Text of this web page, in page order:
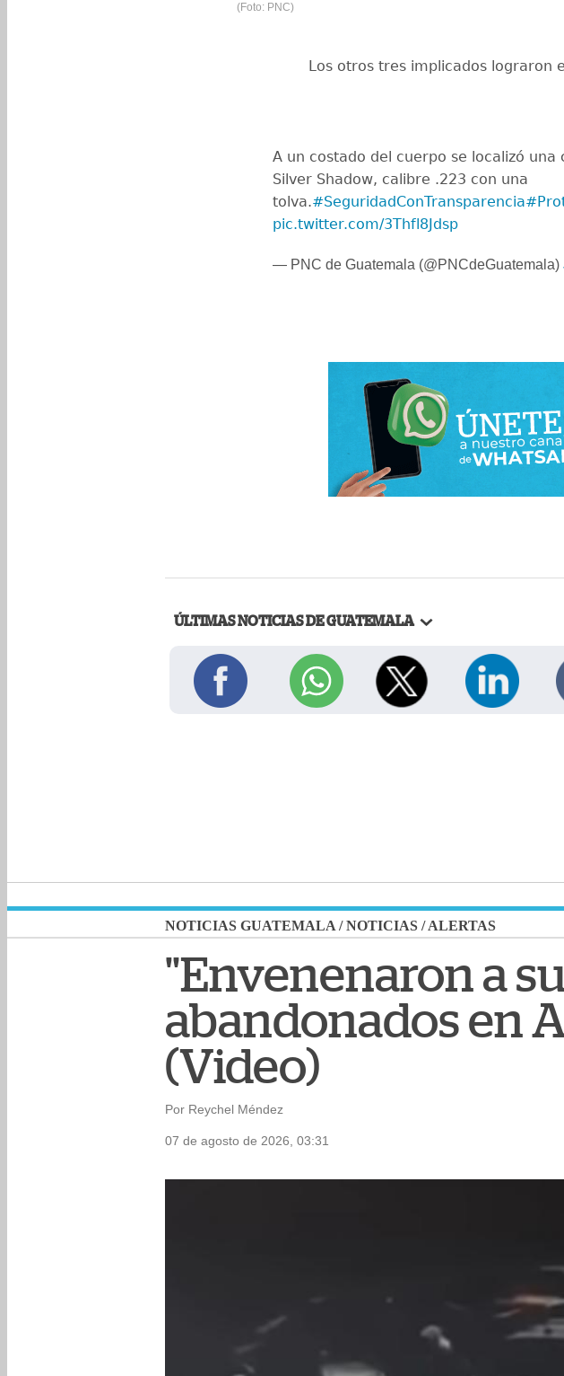
(Foto: PNC)
Los otros tres implicados lograron
A un costado del cuerpo se localizó una
Silver Shadow, calibre .223 con una
tolva.#SeguridadConTransparencia
pic.twitter.com/3Thfl8Jdsp
— PNC de Guatemala (@PNCdeGuatemala)
ÚLTIMAS NOTICIAS DE GUATEMALA
NOTICIAS GUATEMALA /NOTICIAS /ALERTAS
"Envenenaron a
abandonados en
(Video)
Por Reychel Méndez
07 de agosto de 2026, 03:31